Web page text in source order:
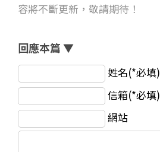
容將不斷更新，敬請期待！
回應本篇 ▼
姓名(*必填)
信箱(*必填)
網站